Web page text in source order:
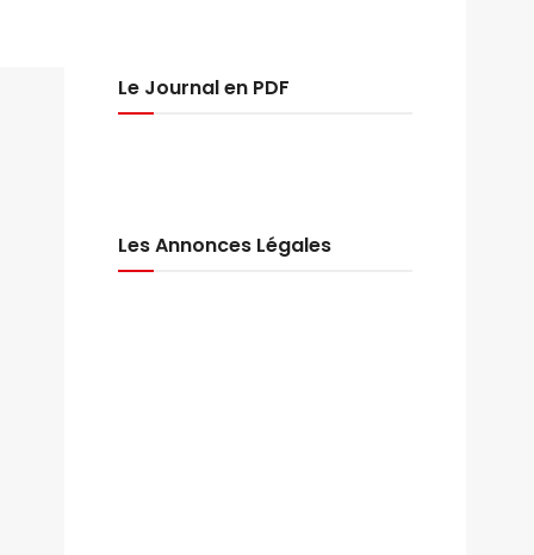
Le Journal en PDF
Les Annonces Légales